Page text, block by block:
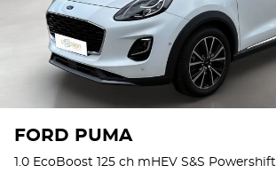
FORD PUMA
1.0 EcoBoost 125 ch mHEV S&S Powershift